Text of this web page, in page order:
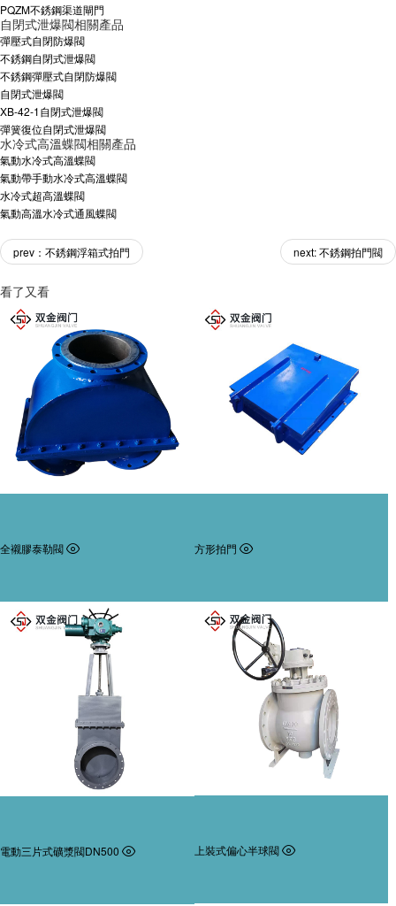
PQZM不銹鋼渠道閘門
自閉式泄爆閥相關產品
彈壓式自閉防爆閥
不銹鋼自閉式泄爆閥
不銹鋼彈壓式自閉防爆閥
自閉式泄爆閥
XB-42-1自閉式泄爆閥
彈簧復位自閉式泄爆閥
水冷式高溫蝶閥相關產品
氣動水冷式高溫蝶閥
氣動帶手動水冷式高溫蝶閥
水冷式超高溫蝶閥
氣動高溫水冷式通風蝶閥
prev：不銹鋼浮箱式拍門 next: 不銹鋼拍門閥
看了又看
全襯膠泰勒閥 方形拍門
電動三片式礦漿閥DN500 上裝式偏心半球閥